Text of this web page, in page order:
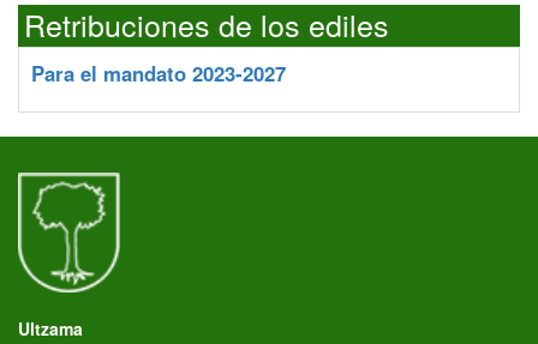
Retribuciones de los ediles
Para el mandato 2023-2027
Ultzama